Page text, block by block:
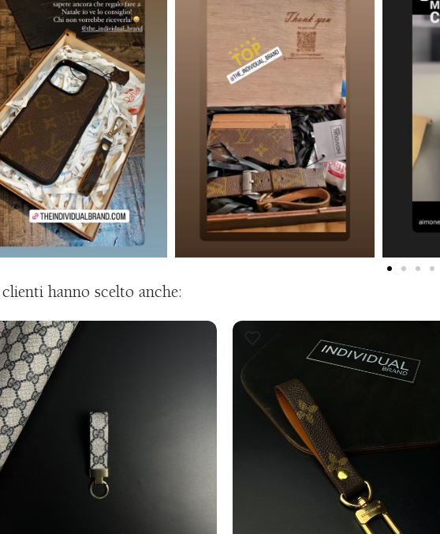
hanno scelto anche: